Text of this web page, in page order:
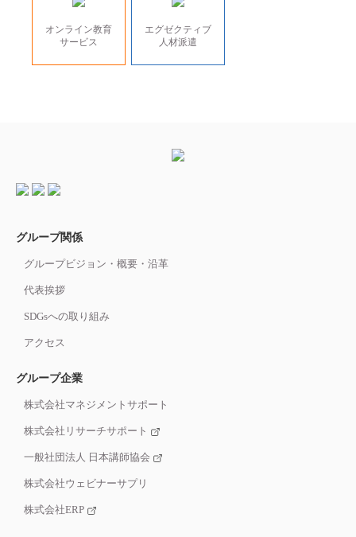
オンライン教育
サービス
エグゼクティブ
人材派遣
グループ関係
グループビジョン・概要・沿革
代表挨拶
SDGsへの取り組み
アクセス
グループ企業
株式会社マネジメントサポート
株式会社リサーチサポート
一般社団法人 日本講師協会
株式会社ウェビナーサプリ
株式会社ERP